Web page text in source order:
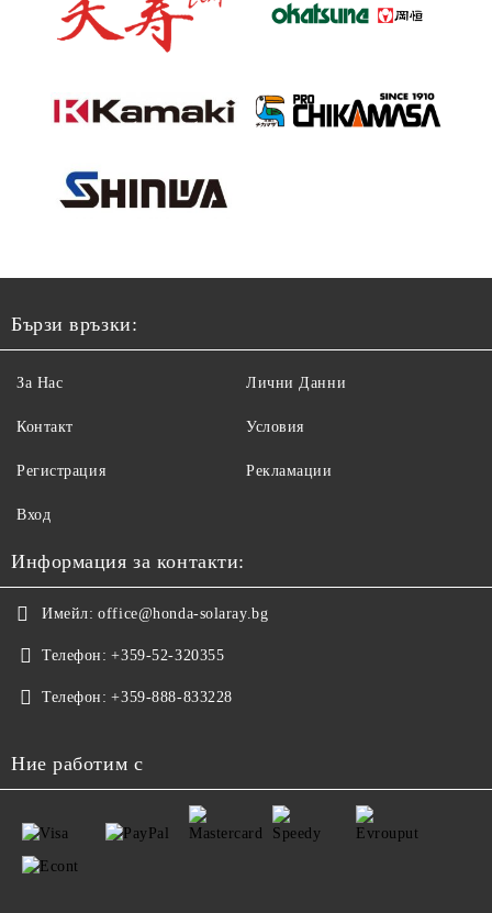
Бързи връзки:
За Нас
Контакт
Регистрация
Вход
Лични Данни
Условия
Рекламации
Информация за контакти:
Имейл: office@honda-solaray.bg
Телефон: +359-52-320355
Телефон: +359-888-833228
Ние работим с